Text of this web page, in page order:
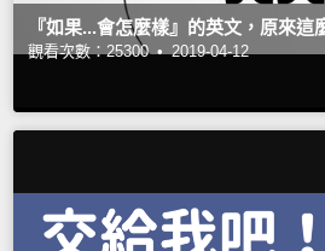
『如果...會怎麼樣』的英文，原來這
觀看次數：25300 • 2019-04-12